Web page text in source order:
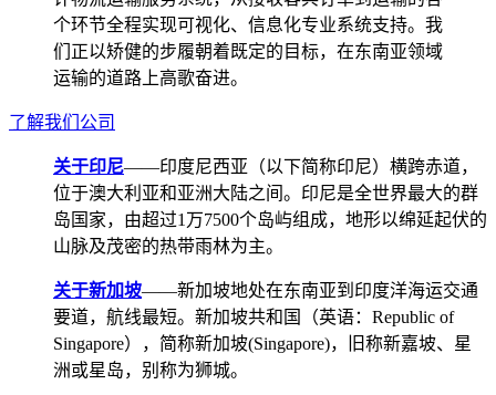
个环节全程实现可视化、信息化专业系统支持。我
们正以矫健的步履朝着既定的目标，在东南亚领域
运输的道路上高歌奋进。
了解我们公司
关于印尼——印度尼西亚（以下简称印尼）横跨赤道，
位于澳大利亚和亚洲大陆之间。印尼是全世界最大的群
岛国家，由超过1万7500个岛屿组成，地形以绵延起伏的
山脉及茂密的热带雨林为主。
关于新加坡——新加坡地处在东南亚到印度洋海运交通
要道，航线最短。新加坡共和国（英语：Republic of
Singapore），简称新加坡(Singapore)，旧称新嘉坡、星
洲或星岛，别称为狮城。